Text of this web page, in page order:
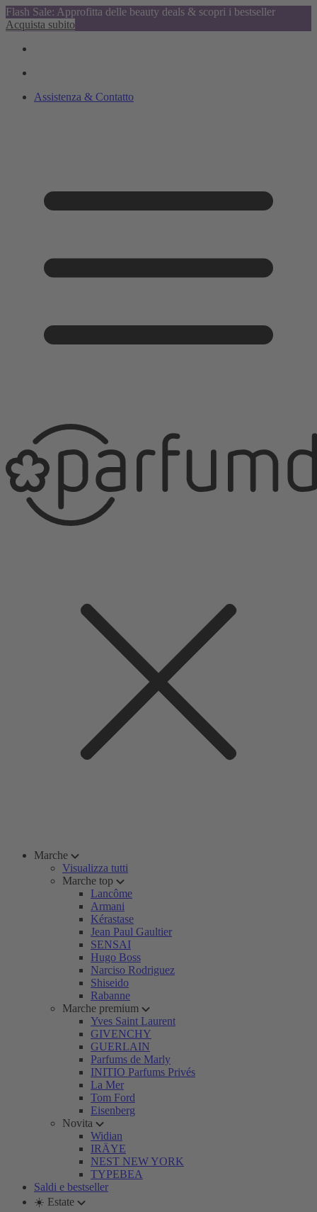
Flash Sale: Approfitta delle beauty deals & scopri i bestseller
Acquista subito
Assistenza & Contatto
Marche
Visualizza tutti
Marche top
Lancôme
Armani
Kérastase
Jean Paul Gaultier
SENSAI
Hugo Boss
Narciso Rodriguez
Shiseido
Rabanne
Marche premium
Yves Saint Laurent
GIVENCHY
GUERLAIN
Parfums de Marly
INITIO Parfums Privés
La Mer
Tom Ford
Eisenberg
Novita
Widian
IRÄYE
NEST NEW YORK
TYPEBEA
Saldi e bestseller
☀️ Estate